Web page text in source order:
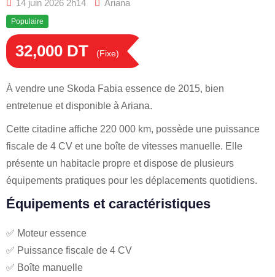
14 juin 2026 2h14 Ariana
Populaire
32,000 DT (Fixe)
À vendre une Skoda Fabia essence de 2015, bien
entretenue et disponible à Ariana.
Cette citadine affiche 220 000 km, possède une puissance
fiscale de 4 CV et une boîte de vitesses manuelle. Elle
présente un habitacle propre et dispose de plusieurs
équipements pratiques pour les déplacements quotidiens.
Équipements et caractéristiques
✅ Moteur essence
✅ Puissance fiscale de 4 CV
✅ Boîte manuelle